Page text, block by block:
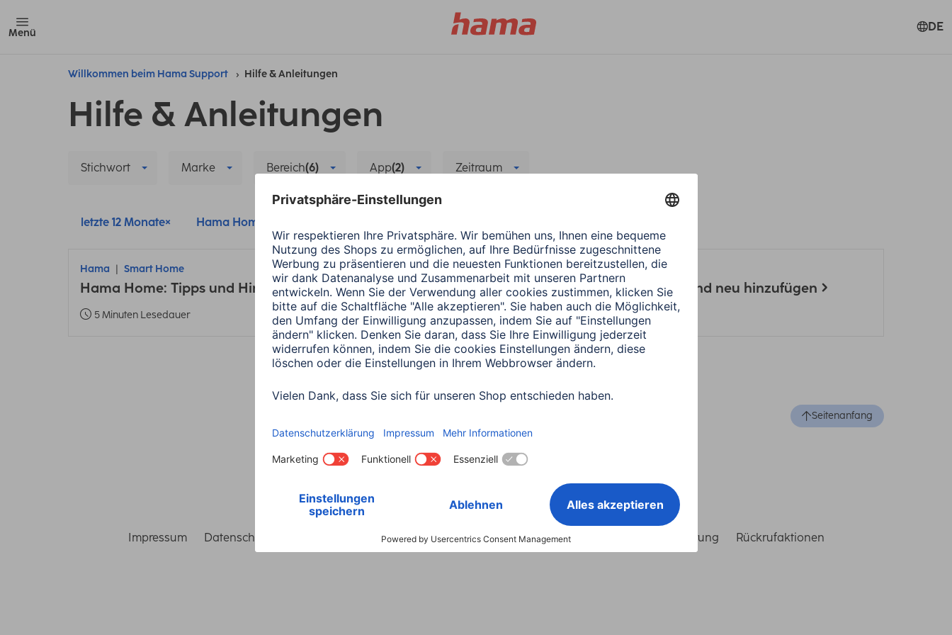
Menü DE
Willkommen beim Hama Support Hilfe & Anleitungen
Hilfe & Anleitungen
Stichwort Marke Bereich(6) App(2) Zeitraum
letzte 12 Monate Hama Home
Hama Smart Home
Hama Home: Tipps und Hinweise zur neuen App
5 Minuten Lesedauer
Hama Smart Home
Hama Kamera deinstallieren und neu hinzufügen
3 Minuten Lesedauer
Seitenanfang
Land wählen
Impressum Datenschutz Garantiebestimmungen Konformitätserklärungen Barrierefreiheitserklärung Rückrufaktionen